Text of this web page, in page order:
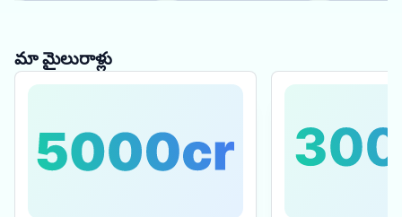
మా మైలురాళ్లు